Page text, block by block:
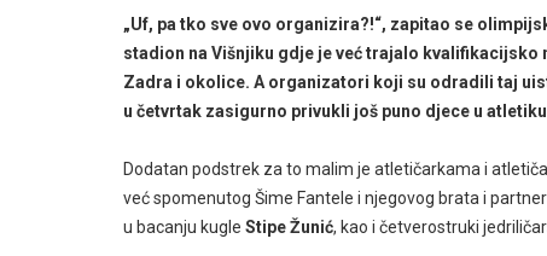
„Uf, pa tko sve ovo organizira?!“, zapitao se
stadion na Višnjiku gdje je već trajalo
Zadra i okolice. A organizatori koji su odradili taj
u četvrtak zasigurno privukli još puno djece u
Dodatan podstrek za to malim je atletičarkama i
već spomenutog Šime Fantele i njegovog brata i
u bacanju kugle Stipe Žunić, kao i četverostruki